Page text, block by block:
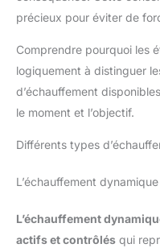
précieux pour éviter de
Comprendre pourquoi les
logiquement à distinguer
d’échauffement
le moment et l’objectif.
Différents types
L’échauffement
L’échauffement
actifs et contrôlés qui